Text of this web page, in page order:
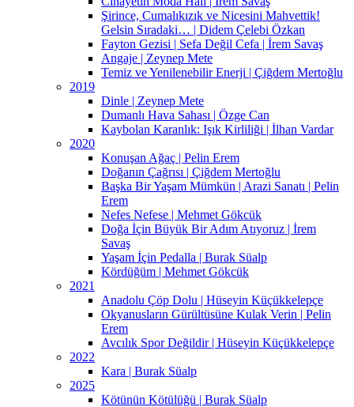
Şirince, Cumalıkızık ve Nicesini Mahvettik!
Gelsin Sıradaki… | Didem Çelebi Özkan
Fayton Gezisi | Sefa Değil Cefa | İrem Savaş
Angaje | Zeynep Mete
Temiz ve Yenilenebilir Enerji | Çiğdem Mertoğlu
2019
Dinle | Zeynep Mete
Dumanlı Hava Sahası | Özge Can
Kaybolan Karanlık: Işık Kirliliği | İlhan Vardar
2020
Konuşan Ağaç | Pelin Erem
Doğanın Çağrısı | Çiğdem Mertoğlu
Başka Bir Yaşam Mümkün | Arazi Sanatı | Pelin
Erem
Nefes Nefese | Mehmet Gökcük
Doğa İçin Büyük Bir Adım Atıyoruz | İrem
Savaş
Yaşam İçin Pedalla | Burak Süalp
Kördüğüm | Mehmet Gökcük
2021
Anadolu Çöp Dolu | Hüseyin Küçükkelepçe
Okyanusların Gürültüsüne Kulak Verin | Pelin
Erem
Avcılık Spor Değildir | Hüseyin Küçükkelepçe
2022
Kara | Burak Süalp
2025
Kötünün Kötülüğü | Burak Süalp